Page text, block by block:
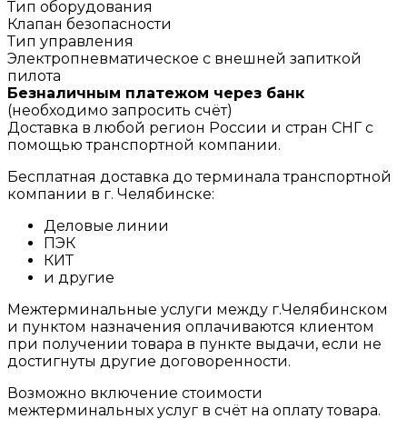
Тип оборудования
Клапан безопасности
Тип управления
Электропневматическое с внешней запиткой
пилота
Безналичным платежом через банк
(необходимо запросить счёт)
Доставка в любой регион России и стран СНГ с
помощью транспортной компании.
Бесплатная доставка до терминала транспортной
компании в г. Челябинске:
Деловые линии
ПЭК
КИТ
и другие
Межтерминальные услуги между г.Челябинском
и пунктом назначения оплачиваются клиентом
при получении товара в пункте выдачи, если не
достигнуты другие договоренности.
Возможно включение стоимости
межтерминальных услуг в счёт на оплату товара.